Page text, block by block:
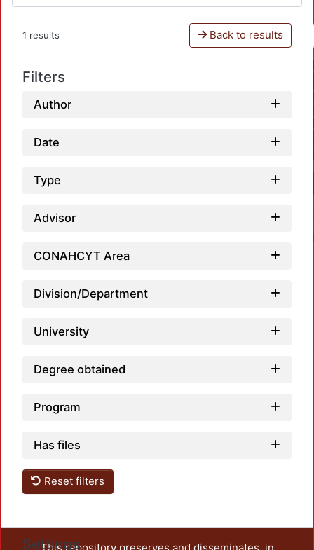
1 results Back to results
Filters
Author
Date
Type
Advisor
CONAHCYT Area
Division/Department
University
Degree obtained
Program
Has files
Reset filters
Settings